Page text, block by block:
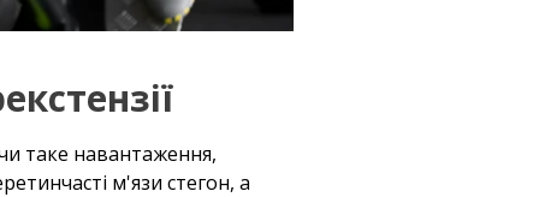
таке навантаження,
м'язи стегон, а